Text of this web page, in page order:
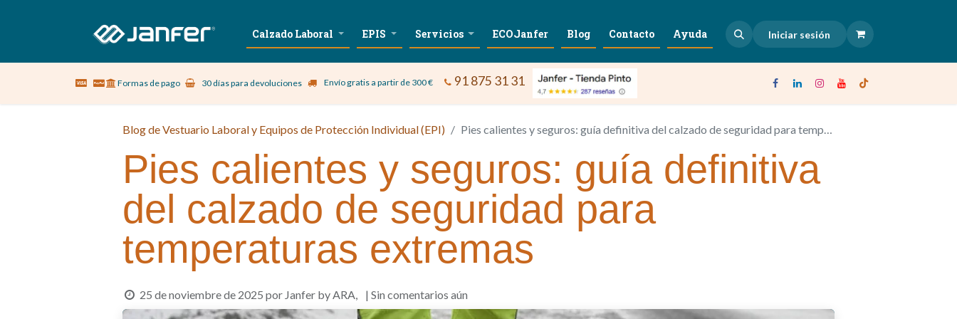
Sobre nosotros Vestuario Laboral Calzado Laboral EPIS Servicios ECOJanfer Blog Contacto Ayuda Iniciar sesión
Formas de pago 30 días para devoluciones Envío gratis a partir de 300 € 91 875 31 31
Blog de Vestuario Laboral y Equipos de Protección Individual (EPI) Pies calientes y seguros: guía definitiva del calzado de seguridad para temperaturas extremas
Pies calientes y seguros: guía definitiva
del calzado de seguridad para
temperaturas extremas
25 de noviembre de 2025 por Janfer by ARA, | Sin comentarios aún